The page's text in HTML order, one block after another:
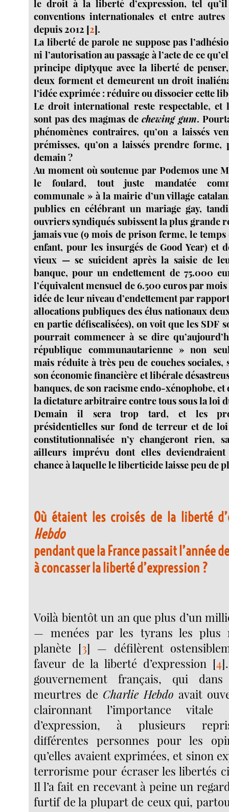
le droit à la liberté d’expression, tel
conventions internationales et entre
depuis 2012 [2].
La liberté de parole ne suppose pas
ni l’autorisation au passage à l’acte de ce
principe diptyque avec la liberté de
deux forment et demeurent un droit
l’idée exprimée : réduire ou dissocier cette
Le droit international reste respectable, et
sont pas des magmas de chewing gum.
phénomènes contraires, qu’on a laissés
prémisses, qu’on a laissés prendre
demain ?
Au moment où soutenue par Podemos une
le foulard, tout juste mandatée
communale » à la mairie d’un village
publics en célébrant un mariage gay,
ouvriers syndiqués subissent la plus grande
jamais vue (9 mois de prison ferme, le temps
enfant, pour les insurgés de Good Year) et
vieux — se suicident après la saisie de
banque, pour un endettement de 75.000
l’équivalent mensuel de 6.500 euros par
idée de leur niveau d’endettement par
allocations publiques des élus nationaux
en partie défiscalisées), on voit que les SDF
pourrait commencer à se dire
république communautarienne » non
mais réduite à très peu de couches sociales,
son économie financière et libérale
banques, de son racisme endo-xénophobe, et
la dictature arbitraire contre tous sous la loi
Demain il sera trop tard, et les
présidentielles sur fond de terreur et de loi
constitutionnalisée n’y changeront rien,
ailleurs imprévu dont elles deviendraient
chance à laquelle le liberticide laisse peu de
Où étaient les croisés de la liberté
Hebdo
pendant que la France passait l’année
à concasser la liberté d’expression ?
Voilà bientôt un an que plus d’un
— menées par les tyrans les plus
planète [3] — défilèrent
faveur de la liberté d’expression [4]
gouvernement français, qui
meurtres de Charlie Hebdo avait
claironnant l’importance
d’expression, à plusieurs
différentes personnes pour les
qu’elles avaient exprimées, et sinon
terrorisme pour écraser les libertés
Il l’a fait en recevant à peine un
furtif de la plupart de ceux qui,